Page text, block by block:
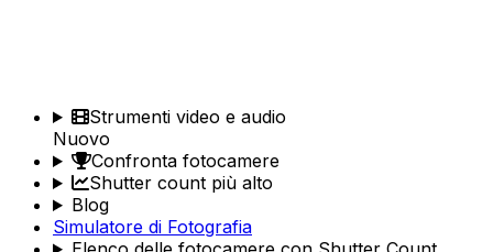
Strumenti video e audio
Nuovo
Confronta fotocamere
Shutter count più alto
Blog
Simulatore di Fotografia